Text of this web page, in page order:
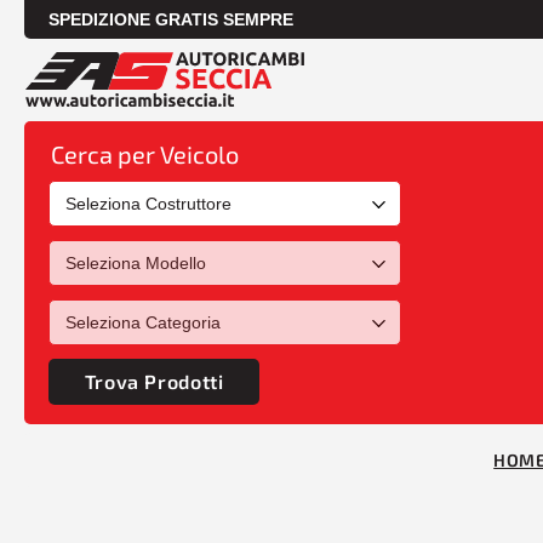
SPEDIZIONE GRATIS SEMPRE
Cerca per Veicolo
Trova Prodotti